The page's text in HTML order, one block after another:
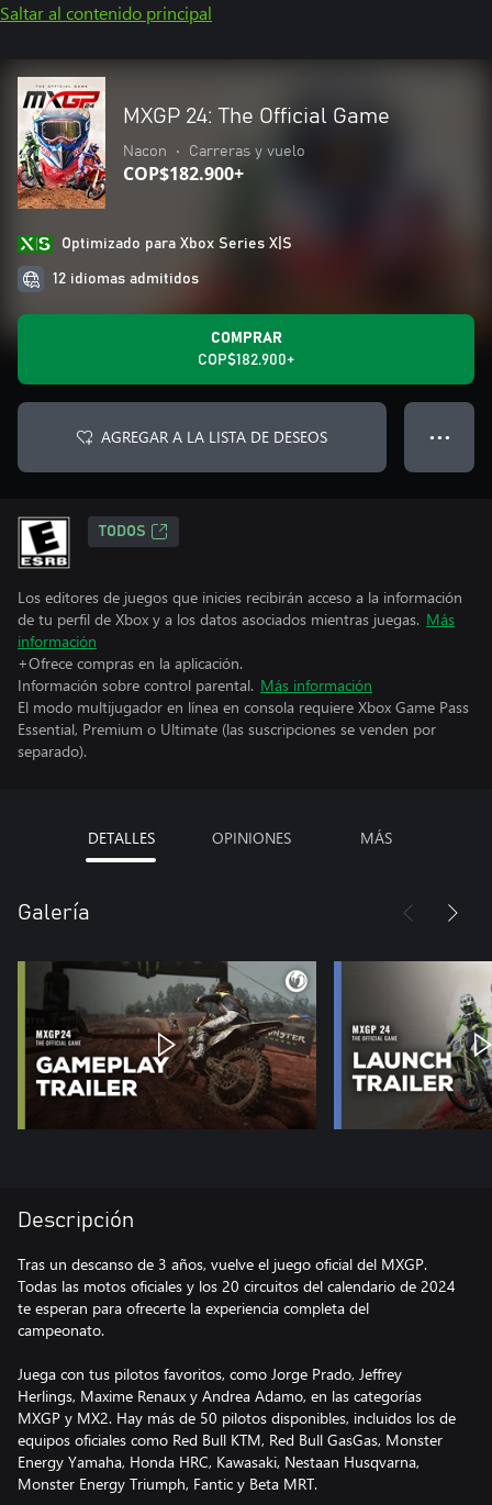
Saltar al contenido principal
MXGP 24: The Official Game
Nacon • Carreras y vuelo
COP$182.900+
Optimizado para Xbox Series X|S
12 idiomas admitidos
COMPRAR
COP$182.900+
AGREGAR A LA LISTA DE DESEOS ● ● ●
TODOS
Los editores de juegos que inicies recibirán acceso a la información
de tu perfil de Xbox y a los datos asociados mientras juegas. Más
información
+Ofrece compras en la aplicación.
Información sobre control parental. Más información
El modo multijugador en línea en consola requiere Xbox Game Pass
Essential, Premium o Ultimate (las suscripciones se venden por
separado).
DETALLES OPINIONES MÁS
Galería
Descripción
Tras un descanso de 3 años, vuelve el juego oficial del MXGP.
Todas las motos oficiales y los 20 circuitos del calendario de 2024
te esperan para ofrecerte la experiencia completa del
campeonato.
Juega con tus pilotos favoritos, como Jorge Prado, Jeffrey
Herlings, Maxime Renaux y Andrea Adamo, en las categorías
MXGP y MX2. Hay más de 50 pilotos disponibles, incluidos los de
equipos oficiales como Red Bull KTM, Red Bull GasGas, Monster
Energy Yamaha, Honda HRC, Kawasaki, Nestaan Husqvarna,
Monster Energy Triumph, Fantic y Beta MRT.